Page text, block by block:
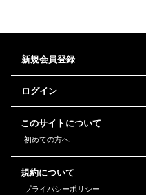
新規会員登録
ログイン
このサイトについて
初めての方へ
規約について
プライバシーポリシー